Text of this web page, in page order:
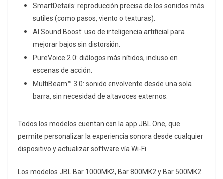
SmartDetails: reproducción precisa de los sonidos más
sutiles (como pasos, viento o texturas).
AI Sound Boost: uso de inteligencia artificial para
mejorar bajos sin distorsión.
PureVoice 2.0: diálogos más nítidos, incluso en
escenas de acción.
MultiBeam™ 3.0: sonido envolvente desde una sola
barra, sin necesidad de altavoces externos.
Todos los modelos cuentan con la app JBL One, que
permite personalizar la experiencia sonora desde cualquier
dispositivo y actualizar software vía Wi-Fi.
Los modelos JBL Bar 1000MK2, Bar 800MK2 y Bar 500MK2